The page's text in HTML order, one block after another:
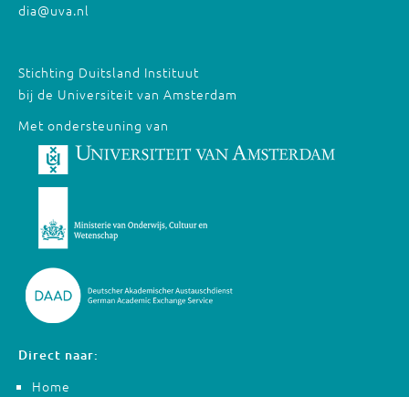
dia@uva.nl
Stichting Duitsland Instituut
bij de Universiteit van Amsterdam
Met ondersteuning van
Direct naar:
Home